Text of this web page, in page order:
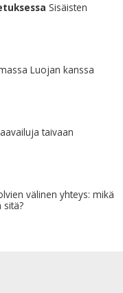
Sisäisten
Luojan kanssa
taivaan
välinen yhteys: mikä
sitä?